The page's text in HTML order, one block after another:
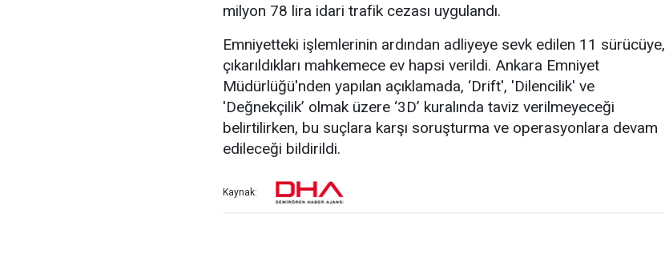
milyon 78 lira idari trafik cezası uygulandı.
Emniyetteki işlemlerinin ardından adliyeye sevk edilen 11 sürücüye,
çıkarıldıkları mahkemece ev hapsi verildi. Ankara Emniyet
Müdürlüğü'nden yapılan açıklamada, ‘Drift', 'Dilencilik' ve
'Değnekçilik’ olmak üzere ‘3D’ kuralında taviz verilmeyeceği
belirtilirken, bu suçlara karşı soruşturma ve operasyonlara devam
edileceği bildirildi.
Kaynak: